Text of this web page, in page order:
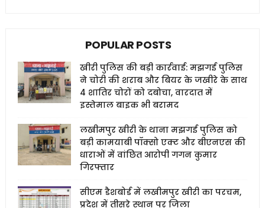
POPULAR POSTS
खीरी पुलिस की बड़ी कार्रवाई: मझगई पुलिस
ने चोरी की शराब और बियर के जखीरे के साथ
4 शातिर चोरों को दबोचा, वारदात में
इस्तेमाल बाइक भी बरामद
लखीमपुर खीरी के थाना मझगई पुलिस को
बड़ी कामयाबी पॉक्सो एक्ट और बीएनएस की
धाराओं में वांछित आरोपी गगन कुमार
गिरफ्तार
सीएम डैशबोर्ड में लखीमपुर खीरी का परचम,
प्रदेश में तीसरे स्थान पर जिला